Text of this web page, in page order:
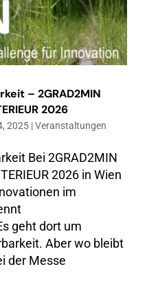
– 2GRAD2MIN
2026
2025|Veranstaltungen
Bei 2GRAD2MIN
2026 in Wien
im
geht dort um
Aber wo bleibt
der Messe